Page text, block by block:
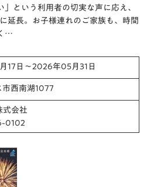
という利用者の切実な声に応え、
延長。お子様連れのご家族も、時間
…
17日～2026年05月31日
市西南湖1077
式会社
0102